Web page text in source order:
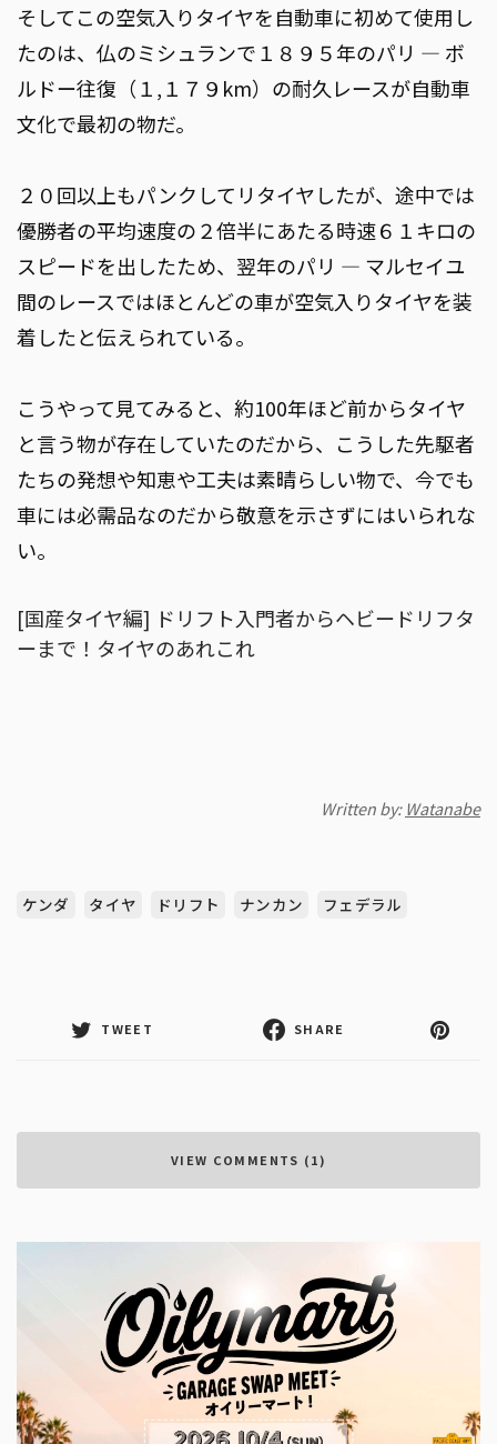
そしてこの空気入りタイヤを自動車に初めて使用し
たのは、仏のミシュランで１８９５年のパリ ― ボ
ルドー往復（１,１７９km）の耐久レースが自動車
文化で最初の物だ。
２０回以上もパンクしてリタイヤしたが、途中では
優勝者の平均速度の２倍半にあたる時速６１キロの
スピードを出したため、翌年のパリ ― マルセイユ
間のレースではほとんどの車が空気入りタイヤを装
着したと伝えられている。
こうやって見てみると、約100年ほど前からタイヤ
と言う物が存在していたのだから、こうした先駆者
たちの発想や知恵や工夫は素晴らしい物で、今でも
車には必需品なのだから敬意を示さずにはいられな
い。
[国産タイヤ編] ドリフト入門者からヘビードリフタ
ーまで！タイヤのあれこれ
Written by:Watanabe
ケンダ タイヤ ドリフト ナンカン フェデラル
TWEET SHARE
VIEW COMMENTS (1)